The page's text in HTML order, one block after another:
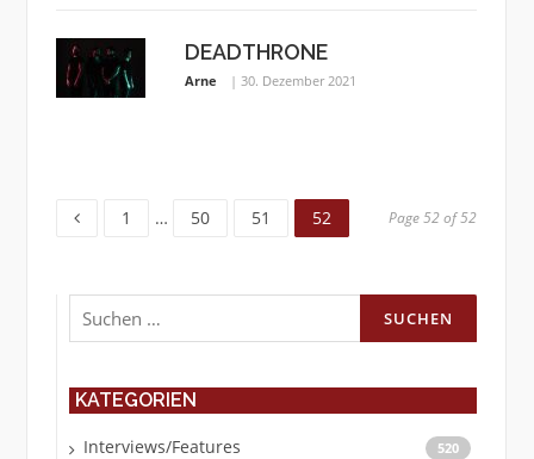
DEADTHRONE
Arne 30. Dezember 2021
Page
1 … Page
50 Page
51 Page
52 Page 52 of 52
Suchen
nach:
KATEGORIEN
Interviews/Features 520